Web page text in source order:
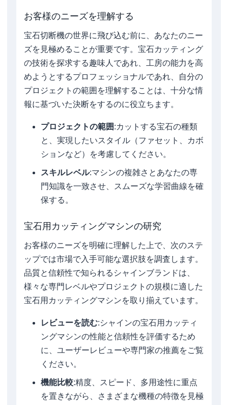
お客様のニーズを理解する
宝石切断機の世界に飛び込む前に、あなたのニー
ズを見極めることが重要です。宝石カッティング
の技術を探求する趣味人であれ、工房の能力を高
めようとするプロフェッショナルであれ、自分の
プロジェクトの範囲を理解することは、十分な情
報に基づいた決断をするのに役立ちます。
プロジェクトの範囲:カットする宝石の種類
と、実現したいスタイル（ファセット、カボ
ションなど）を考慮してください。
スキルレベル:マシンの複雑さとあなたの専
門知識を一致させ、スムーズな学習曲線を確
保する。
宝石用カッティングマシンの研究
お客様のニーズを明確に理解した上で、次のステ
ップでは市場で入手可能な選択肢を調査します。
品質と信頼性で知られるシャインブランドは、
様々な専門レベルやプロジェクトの規模に適した
宝石用カッティングマシンを取り揃えています。
レビューを読む:シャインの宝石用カッティ
ングマシンの性能と信頼性を評価するため
に、ユーザーレビューや専門家の推薦をご覧
ください。
機能比較:精度、スピード、多用途性に重点
を置きながら、さまざまな機種の特徴を見極